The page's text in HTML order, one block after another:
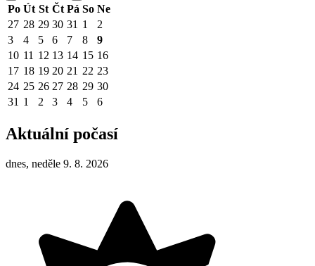
Po Út St Čt Pá So Ne
27 28 29 30 31 1
2
3
4 5 6 7 8
9
10 11 12 13 14 15 16
17 18 19 20 21 22 23
24 25 26 27 28 29 30
31 1 2 3 4 5 6
Aktuální počasí
dnes, neděle 9. 8. 2026